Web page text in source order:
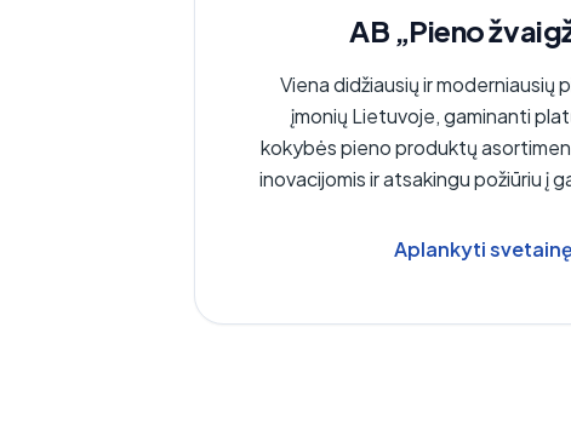
AB „Pieno
Viena didžiausių ir moderniausių
įmonių Lietuvoje, gaminanti
kokybės pieno produktų
inovacijomis ir atsakingu požiūriu į
Aplankyti svetainę